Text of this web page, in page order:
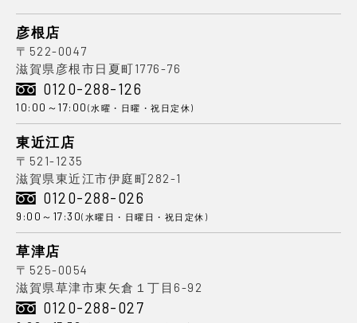
彦根店
〒522-0047
滋賀県彦根市日夏町1776-76
0120-288-126
10:00～17:00 (水曜・日曜・祝日定休)
東近江店
〒521-1235
滋賀県東近江市伊庭町282-1
0120-288-026
9:00～17:30(水曜日・日曜日・祝日定休)
草津店
〒525-0054
滋賀県草津市東矢倉１丁目6-92
0120-288-027